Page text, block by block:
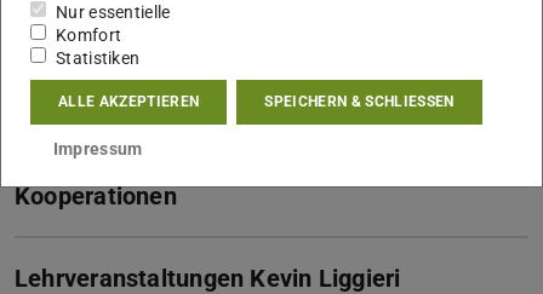
Publikationen
Forschung
Kooperationen
Lehrveranstaltungen Kevin Liggieri
Nur essentielle
Komfort
Statistiken
ALLE AKZEPTIEREN SPEICHERN & SCHLIESSEN
Impressum